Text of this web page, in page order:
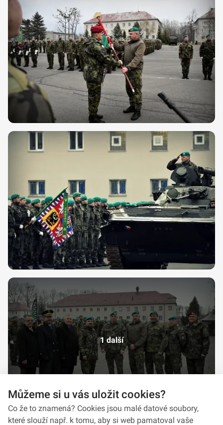
1 další
Můžeme si u vás uložit cookies?
Co že to znamená? Cookies jsou malé datové soubory,
které slouží např. k tomu, aby si web pamatoval vaše